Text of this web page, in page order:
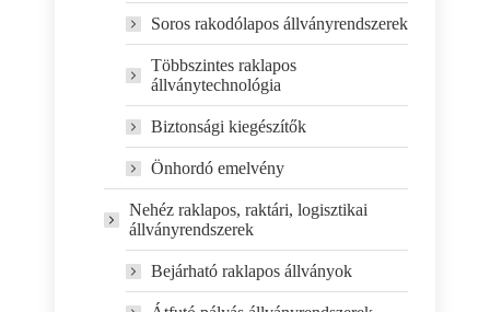
Soros rakodólapos állványrendszerek
Többszintes raklapos
állványtechnológia
Biztonsági kiegészítők
Önhordó emelvény
Nehéz raklapos, raktári, logisztikai
állványrendszerek
Bejárható raklapos állványok